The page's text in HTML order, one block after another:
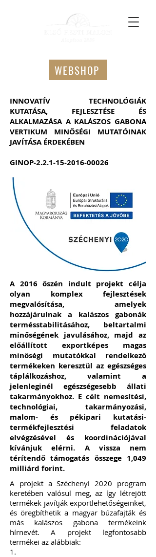
WEBSHOP
INNOVATÍV TECHNOLÓGIÁK
KUTATÁSA, FEJLESZTÉSE ÉS
ALKALMAZÁSA A KALÁSZOS GABONA
VERTIKUM MINŐSÉGI MUTATÓINAK
JAVÍTÁSA ÉRDEKÉBEN
GINOP-2.2.1-15-2016-00026
A 2016 őszén indult projekt célja
olyan komplex fejlesztések
megvalósítása, amelyek
hozzájárulnak a kalászos gabonák
termésstabilitásához, beltartalmi
minőségének javulásához, majd az
előállított exportképes magas
minőségi mutatókkal rendelkező
termékeken keresztül az egészséges
táplálkozáshoz, valamint a
jelenleginél egészségesebb állati
takarmányokhoz. E célt nemesítési,
technológiai, takarmányozási,
malom- és pékipari kutatási-
termékfejlesztési feladatok
elvégzésével és koordinációjával
kívánjuk elérni. A vissza nem
térítendő támogatás összege 1,049
milliárd forint.
A projekt a Széchenyi 2020 program
keretében valósul meg, az így létrejött
termékek javítják exportlehetőségeinket,
és öregbíthetik a magyar búzafajták és
más kalászos gabona termékeink
hírnevét. A projekt legfontosabb
termékei az alábbiak:
1.